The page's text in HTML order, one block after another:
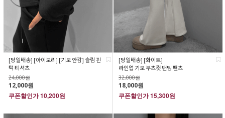
[당일배송] [아이보리] [기모 안감] 슬림 핀
턱 티셔츠
24,000원
12,000원
쿠폰할인가10,200원
[당일배송] [화이트]
라인업 기모 부츠컷 밴딩 팬츠
32,000원
18,000원
쿠폰할인가15,300원